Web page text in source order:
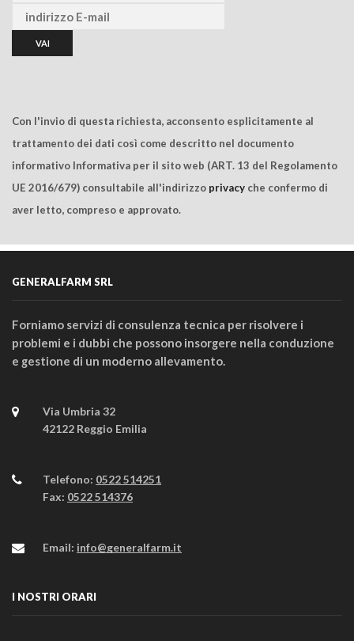
Con l'invio di questa richiesta, acconsento esplicitamente al
trattamento dei dati così come descritto nel documento
informativo Informativa per il sito web (ART. 13 del Regolamento
UE 2016/679) consultabile all'indirizzo privacy che confermo di
aver letto, compreso e approvato.
GENERALFARM SRL
Forniamo servizi di consulenza tecnica per risolvere i
problemi e i dubbi che possono insorgere nella conduzione
e gestione di un moderno allevamento.
Via Umbria 32
42122 Reggio Emilia
Telefono: 0522 514251
Fax: 0522 514376
Email: info@generalfarm.it
I NOSTRI ORARI